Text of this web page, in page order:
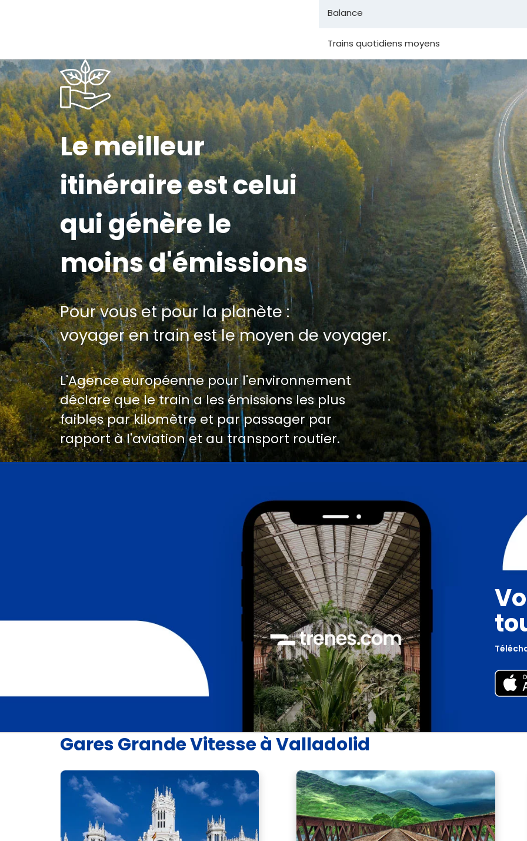
Balance
Trains quotidiens moyens
Le meilleur
itinéraire est celui
qui génère le
moins d'émissions
Pour vous et pour la planète :
voyager en train est le moyen de voyager.
L'Agence européenne pour l'environnement
déclare que le train a les émissions les plus
faibles par kilomètre et par passager par
rapport à l'aviation et au transport routier.
Gares Grande Vitesse à Valladolid